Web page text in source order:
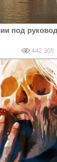
под
442 305